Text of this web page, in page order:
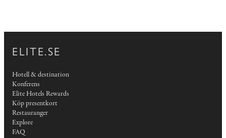
ELITE.SE
Hotell & destination
Konferens
Elite Hotels Rewards
Köp presentkort
Restauranger
Explore
FAQ